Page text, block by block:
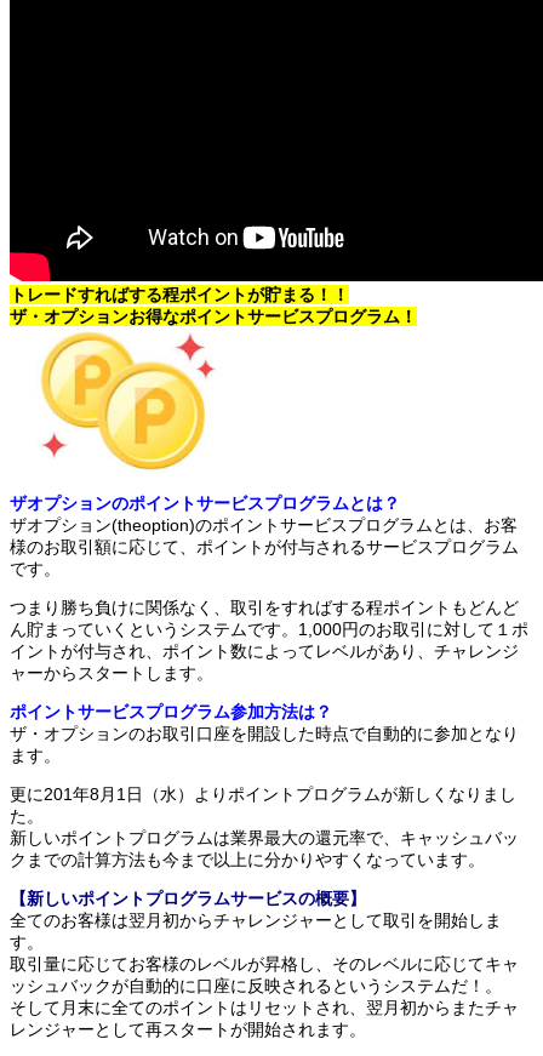
トレードすればする程ポイントが貯まる！！
ザ・オプションお得なポイントサービスプログラム！
ザオプションのポイントサービスプログラムとは？
ザオプション(theoption)のポイントサービスプログラムとは、お客
様のお取引額に応じて、ポイントが付与されるサービスプログラム
です。
つまり勝ち負けに関係なく、取引をすればする程ポイントもどんど
ん貯まっていくというシステムです。1,000円のお取引に対して１ポ
イントが付与され、ポイント数によってレベルがあり、チャレンジ
ャーからスタートします。
ポイントサービスプログラム参加方法は？
ザ・オプションのお取引口座を開設した時点で自動的に参加となり
ます。
更に201年8月1日（水）よりポイントプログラムが新しくなりまし
た。
新しいポイントプログラムは業界最大の還元率で、キャッシュバッ
クまでの計算方法も今まで以上に分かりやすくなっています。
【新しいポイントプログラムサービスの概要】
全てのお客様は翌月初からチャレンジャーとして取引を開始しま
す。
取引量に応じてお客様のレベルが昇格し、そのレベルに応じてキャ
ッシュバックが自動的に口座に反映されるというシステムだ！。
そして月末に全てのポイントはリセットされ、翌月初からまたチャ
レンジャーとして再スタートが開始されます。